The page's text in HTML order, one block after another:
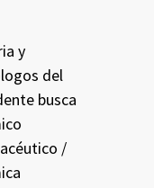
y
del
busca
/